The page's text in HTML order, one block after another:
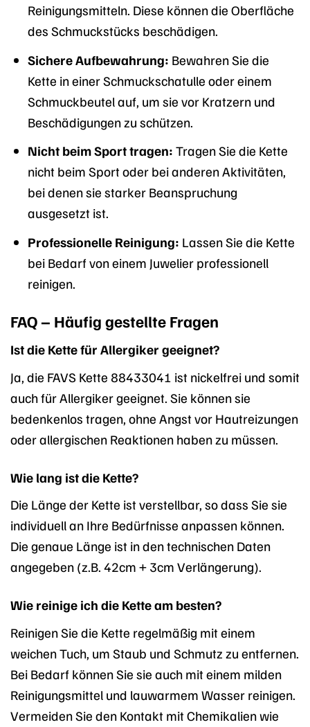
Reinigungsmitteln. Diese können die Oberfläche
des Schmuckstücks beschädigen.
Sichere Aufbewahrung: Bewahren Sie die
Kette in einer Schmuckschatulle oder einem
Schmuckbeutel auf, um sie vor Kratzern und
Beschädigungen zu schützen.
Nicht beim Sport tragen: Tragen Sie die Kette
nicht beim Sport oder bei anderen Aktivitäten,
bei denen sie starker Beanspruchung
ausgesetzt ist.
Professionelle Reinigung: Lassen Sie die Kette
bei Bedarf von einem Juwelier professionell
reinigen.
FAQ – Häufig gestellte Fragen
Ist die Kette für Allergiker geeignet?
Ja, die FAVS Kette 88433041 ist nickelfrei und somit
auch für Allergiker geeignet. Sie können sie
bedenkenlos tragen, ohne Angst vor Hautreizungen
oder allergischen Reaktionen haben zu müssen.
Wie lang ist die Kette?
Die Länge der Kette ist verstellbar, so dass Sie sie
individuell an Ihre Bedürfnisse anpassen können.
Die genaue Länge ist in den technischen Daten
angegeben (z.B. 42cm + 3cm Verlängerung).
Wie reinige ich die Kette am besten?
Reinigen Sie die Kette regelmäßig mit einem
weichen Tuch, um Staub und Schmutz zu entfernen.
Bei Bedarf können Sie sie auch mit einem milden
Reinigungsmittel und lauwarmem Wasser reinigen.
Vermeiden Sie den Kontakt mit Chemikalien wie